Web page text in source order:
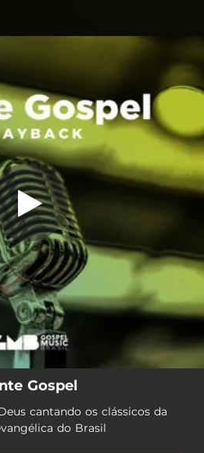
Gospel
cantando os clássicos da
do Brasil